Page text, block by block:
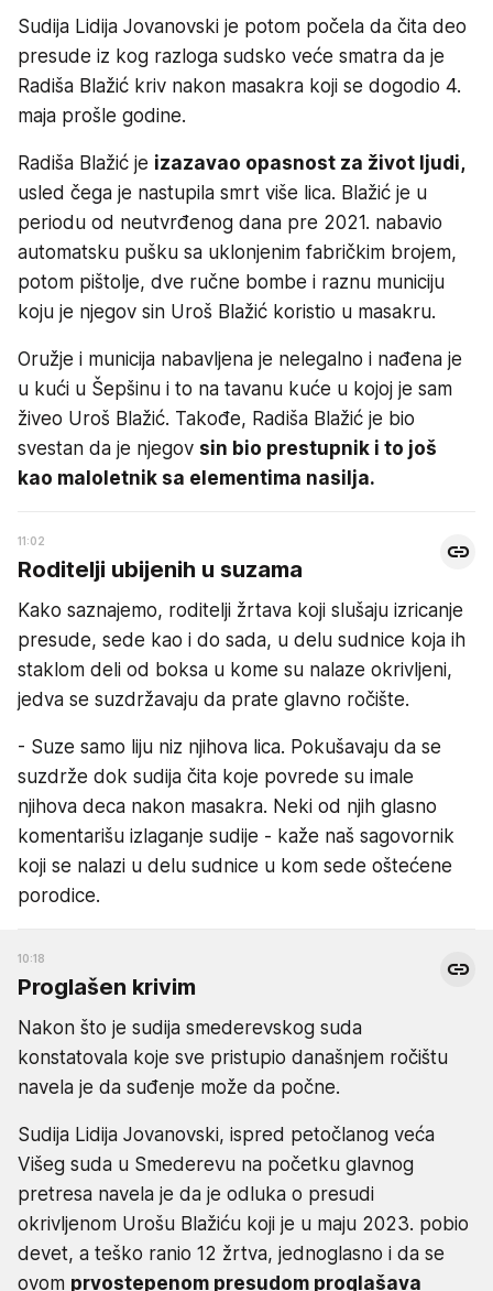
Sudija Lidija Jovanovski je potom počela da čita deo
presude iz kog razloga sudsko veće smatra da je
Radiša Blažić kriv nakon masakra koji se dogodio 4.
maja prošle godine.
Radiša Blažić je izazavao opasnost za život ljudi,
usled čega je nastupila smrt više lica. Blažić je u
periodu od neutvrđenog dana pre 2021. nabavio
automatsku pušku sa uklonjenim fabričkim brojem,
potom pištolje, dve ručne bombe i raznu municiju
koju je njegov sin Uroš Blažić koristio u masakru.
Oružje i municija nabavljena je nelegalno i nađena je
u kući u Šepšinu i to na tavanu kuće u kojoj je sam
živeo Uroš Blažić. Takođe, Radiša Blažić je bio
svestan da je njegov sin bio prestupnik i to još
kao maloletnik sa elementima nasilja.
11:02
Roditelji ubijenih u suzama
Kako saznajemo, roditelji žrtava koji slušaju izricanje
presude, sede kao i do sada, u delu sudnice koja ih
staklom deli od boksa u kome su nalaze okrivljeni,
jedva se suzdržavaju da prate glavno ročište.
- Suze samo liju niz njihova lica. Pokušavaju da se
suzdrže dok sudija čita koje povrede su imale
njihova deca nakon masakra. Neki od njih glasno
komentarišu izlaganje sudije - kaže naš sagovornik
koji se nalazi u delu sudnice u kom sede oštećene
porodice.
10:18
Proglašen krivim
Nakon što je sudija smederevskog suda
konstatovala koje sve pristupio današnjem ročištu
navela je da suđenje može da počne.
Sudija Lidija Jovanovski, ispred petočlanog veća
Višeg suda u Smederevu na početku glavnog
pretresa navela je da je odluka o presudi
okrivljenom Urošu Blažiću koji je u maju 2023. pobio
devet, a teško ranio 12 žrtva, jednoglasno i da se
ovom prvostepenom presudom proglašava